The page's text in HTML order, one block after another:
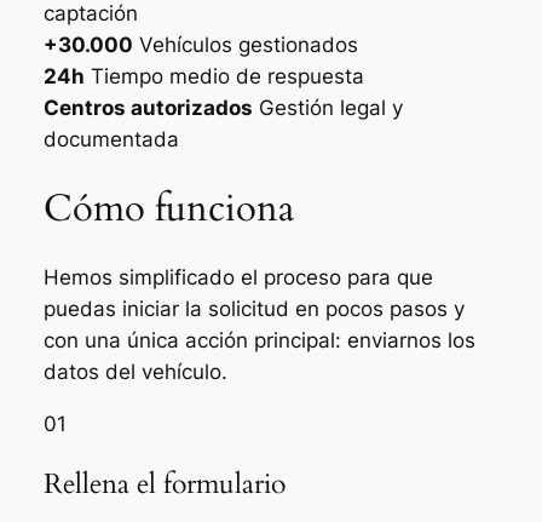
captación
+30.000 Vehículos gestionados
24h Tiempo medio de respuesta
Centros autorizados Gestión legal y
documentada
Cómo funciona
Hemos simplificado el proceso para que
puedas iniciar la solicitud en pocos pasos y
con una única acción principal: enviarnos los
datos del vehículo.
01
Rellena el formulario